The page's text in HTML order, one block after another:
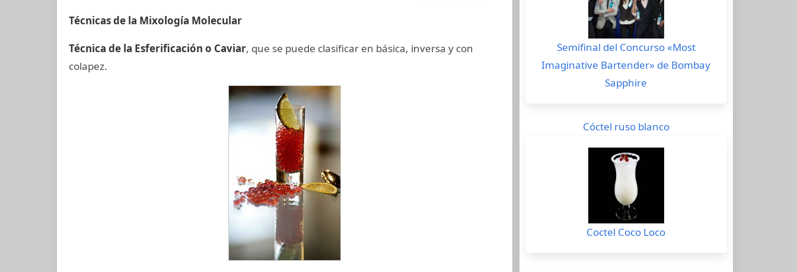
Técnicas de la Mixología Molecular
Técnica de la Esferificación o Caviar, que se puede clasificar en básica, inversa y con
colapez.
Semifinal del Concurso «Most
Imaginative Bartender» de Bombay
Sapphire
Cóctel ruso blanco
Coctel Coco Loco